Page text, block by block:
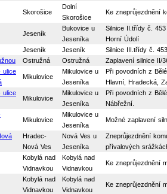
Skorošice
Dolní
Skorošice
Ke zneprůjezdnění
Jeseník
Bukovice u
Jeseníka
Silnice II.třídy č.
Horní Údolí
Jeseník Jeseník
Silnice III.třídy č.
Ostružná Ostružná
Zaplavení silnice II/
ulice
Mikulovice
Mikulovice u
Jeseníka
Při povodních z
Hlavní, Hradecká,
ulice
Mikulovice
Mikulovice u
Jeseníka
Při povodních z
Nábřežní.
Mikulovice
Mikulovice u
Jeseníka
Možné zaplavení
Hradec-
Nová Ves
Nová Ves u
Jeseníka
Zneprůjezdnění
přívalových
Kobylá nad
Vidnavkou
Kobylá nad
Vidnavkou
Ke zneprůjezdnění
Kobylá nad
Vidnavkou
Kobylá nad
Vidnavkou
Ke zneprůjezdnění